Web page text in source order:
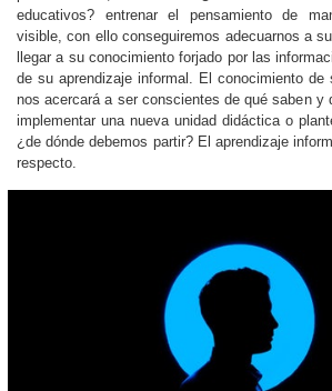
educativos? entrenar el pensamiento de
visible, con ello conseguiremos adecuarnos a
llegar a su conocimiento forjado por las
de su aprendizaje informal. El conocimiento de
nos acercará a ser conscientes de qué saben y
implementar una nueva unidad didáctica o
¿de dónde debemos partir? El aprendizaje
respecto.